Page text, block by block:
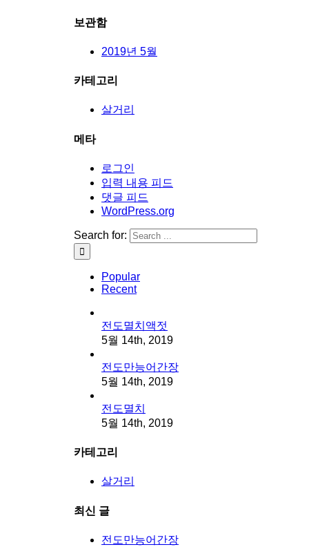
보관함
2019년 5월
카테고리
살거리
메타
로그인
입력 내용 피드
댓글 피드
WordPress.org
Search for:
Popular
Recent
전도멸치액젓
5월 14th, 2019
전도만능어간장
5월 14th, 2019
전도멸치
5월 14th, 2019
카테고리
살거리
최신 글
전도만능어간장